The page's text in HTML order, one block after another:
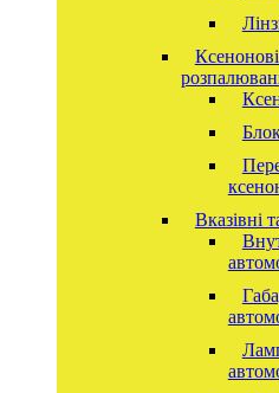
Вказівні